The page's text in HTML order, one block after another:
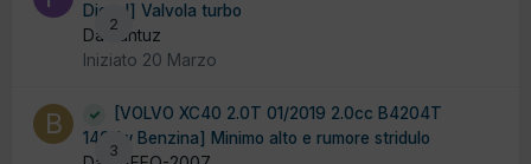
2
Diesel] Valvola turbo
Da Fantuz
Iniziato 20 Marzo
3
[VOLVO XC40 2.0T 01/2019 2.0cc B4204T
140Kw Benzina] Minimo alto e rumore stridulo